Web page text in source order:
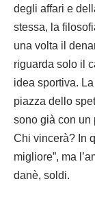
degli affari e
stessa, la
una volta il
riguarda solo il
idea sportiva.
piazza dello
sono già con un
Chi vincerà? In
migliore”, ma
danè, soldi.